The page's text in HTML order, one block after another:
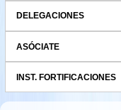
DELEGACIONES
ASÓCIATE
INST. FORTIFICACIONES